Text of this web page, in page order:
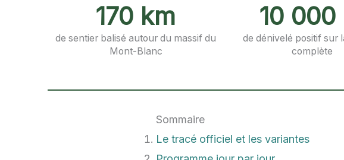
170 km
de sentier balisé autour du massif du
Mont-Blanc
10 000
de dénivelé positif sur
complète
Sommaire
Le tracé officiel et les variantes